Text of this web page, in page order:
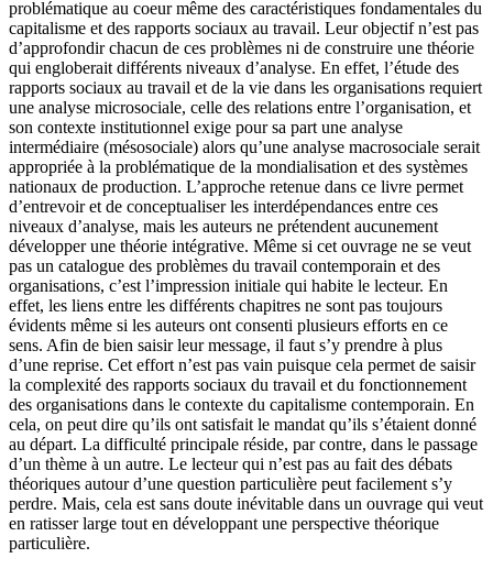
problématique au coeur même des caractéristiques fondamentales du
capitalisme et des rapports sociaux au travail. Leur objectif n’est pas
d’approfondir chacun de ces problèmes ni de construire une théorie
qui engloberait différents niveaux d’analyse. En effet, l’étude des
rapports sociaux au travail et de la vie dans les organisations requiert
une analyse microsociale, celle des relations entre l’organisation, et
son contexte institutionnel exige pour sa part une analyse
intermédiaire (mésosociale) alors qu’une analyse macrosociale serait
appropriée à la problématique de la mondialisation et des systèmes
nationaux de production. L’approche retenue dans ce livre permet
d’entrevoir et de conceptualiser les interdépendances entre ces
niveaux d’analyse, mais les auteurs ne prétendent aucunement
développer une théorie intégrative. Même si cet ouvrage ne se veut
pas un catalogue des problèmes du travail contemporain et des
organisations, c’est l’impression initiale qui habite le lecteur. En
effet, les liens entre les différents chapitres ne sont pas toujours
évidents même si les auteurs ont consenti plusieurs efforts en ce
sens. Afin de bien saisir leur message, il faut s’y prendre à plus
d’une reprise. Cet effort n’est pas vain puisque cela permet de saisir
la complexité des rapports sociaux du travail et du fonctionnement
des organisations dans le contexte du capitalisme contemporain. En
cela, on peut dire qu’ils ont satisfait le mandat qu’ils s’étaient donné
au départ. La difficulté principale réside, par contre, dans le passage
d’un thème à un autre. Le lecteur qui n’est pas au fait des débats
théoriques autour d’une question particulière peut facilement s’y
perdre. Mais, cela est sans doute inévitable dans un ouvrage qui veut
en ratisser large tout en développant une perspective théorique
particulière.